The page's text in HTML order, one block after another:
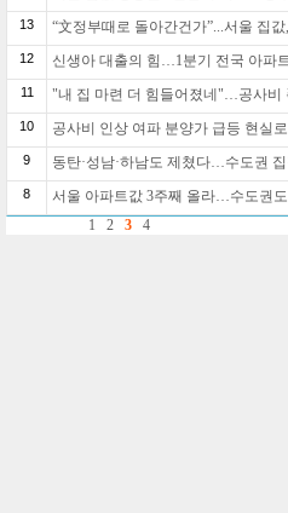
13 “文정부때로 돌아간건가”...서울 집
12 신생아 대출의 힘…1분기 전국 아파
11 "내 집 마련 더 힘들어졌네"…공사비
10 공사비 인상 여파 분양가 급등 현실
9 동탄·성남·하남도 제쳤다…수도권
8
서울 아파트값 3주째 올라…수도권
1
2 3 4